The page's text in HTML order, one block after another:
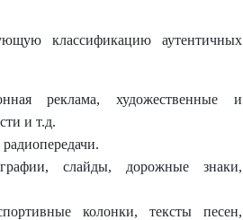
классификацию аутентичных
реклама, художественные и
и т.д.
слайды, дорожные знаки,
колонки, тексты песен,